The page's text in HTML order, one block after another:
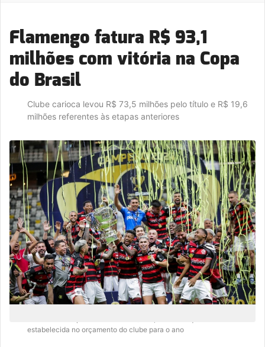
Flamengo fatura R$ 93,1
milhões com vitória na Copa
do Brasil
Clube carioca levou R$ 73,5 milhões pelo título e R$ 19,6
milhões referentes às etapas anteriores
estabelecida no orçamento do clube para o ano